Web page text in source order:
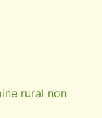
rural non